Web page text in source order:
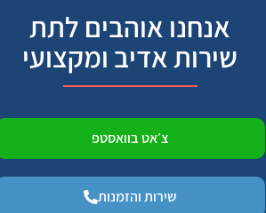
אנחנו אוהבים לתת
שירות אדיב ומקצועי
צ׳אט בוואסטפ
שירות והזמנות